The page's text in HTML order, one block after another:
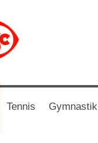
Tennis Gymnastik